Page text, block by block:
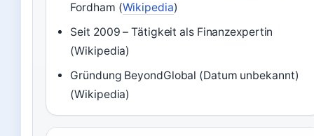
Fordham (Wikipedia)
Seit 2009 – Tätigkeit als Finanzexpertin
(Wikipedia)
Gründung BeyondGlobal (Datum unbekannt)
(Wikipedia)